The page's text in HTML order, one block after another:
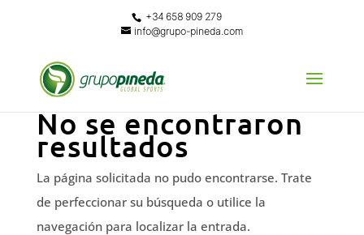
+34 658 909 279
info@grupo-pineda.com
No se encontraron
resultados
La página solicitada no pudo encontrarse. Trate
de perfeccionar su búsqueda o utilice la
navegación para localizar la entrada.